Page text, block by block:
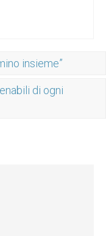
insieme”
di ogni